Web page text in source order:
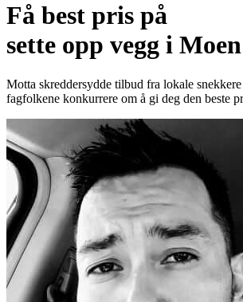
Få best pris på
sette opp vegg i Moen
Motta skreddersydde tilbud fra lokale
fagfolkene konkurrere om å gi deg den beste